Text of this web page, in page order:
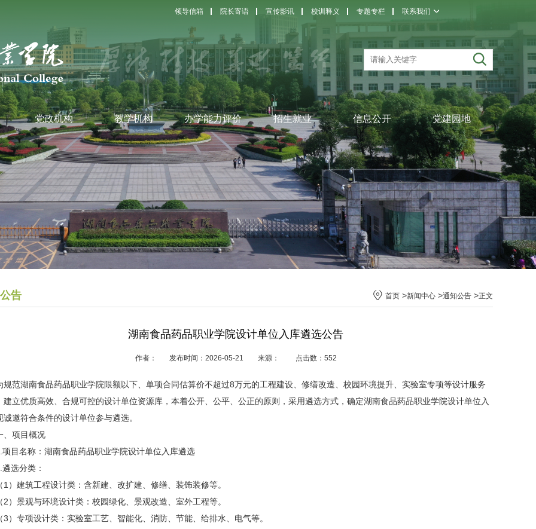
领导信箱 院长寄语 宣传影讯 校训释义 专题专栏 联系我们
党政机构 教学机构 办学能力评价 招生就业 信息公开 党建园地
告 首页 >新闻中心 >通知公告 >正文
湖南食品药品职业学院设计单位入库遴选公告
作者： 发布时间：2026-05-21 来源： 点击数： 552
规范湖南食品药品职业学院限额以下、单项合同估算价不超过8万元的工程建设、修缮改造、校园环境提升、实验室专项等设计服务
建立优质高效、合规可控的设计单位资源库，本着公开、公平、公正的原则，采用遴选方式，确定湖南食品药品职业学院设计单位入
诚邀符合条件的设计单位参与遴选。
、项目概况
项目名称：湖南食品药品职业学院设计单位入库遴选
遴选分类：
1）建筑工程设计类：含新建、改扩建、修缮、装饰装修等。
2）景观与环境设计类：校园绿化、景观改造、室外工程等。
3）专项设计类：实验室工艺、智能化、消防、节能、给排水、电气等。